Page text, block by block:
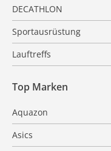
DECATHLON
Sportausrüstung
Lauftreffs
Top Marken
Aquazon
Asics